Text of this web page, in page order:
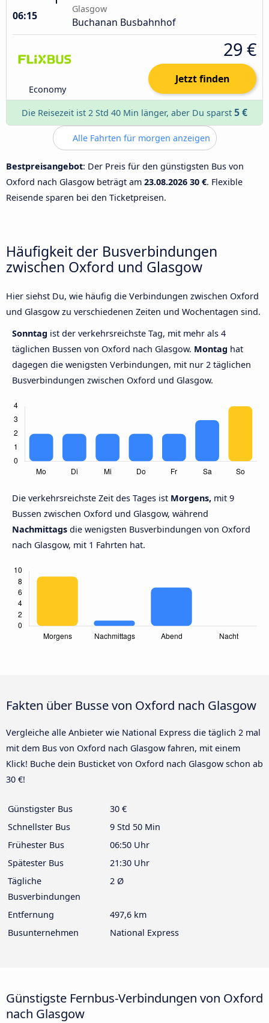
06:15
Glasgow
Buchanan Busbahnhof
Economy
29 €
Jetzt finden
Die Reisezeit ist 2 Std 40 Min länger, aber Du sparst 5 €
Alle Fahrten für morgen anzeigen
Bestpreisangebot: Der Preis für den günstigsten Bus von
Oxford nach Glasgow beträgt am 23.08.2026 30 €. Flexible
Reisende sparen bei den Ticketpreisen.
Häufigkeit der Busverbindungen
zwischen Oxford und Glasgow
Hier siehst Du, wie häufig die Verbindungen zwischen Oxford
und Glasgow zu verschiedenen Zeiten und Wochentagen sind.
Sonntag ist der verkehrsreichste Tag, mit mehr als 4
täglichen Bussen von Oxford nach Glasgow. Montag hat
dagegen die wenigsten Verbindungen, mit nur 2 täglichen
Busverbindungen zwischen Oxford und Glasgow.
Die verkehrsreichste Zeit des Tages ist Morgens, mit 9
Bussen zwischen Oxford und Glasgow, während
Nachmittags die wenigsten Busverbindungen von Oxford
nach Glasgow, mit 1 Fahrten hat.
Fakten über Busse von Oxford nach Glasgow
Vergleiche alle Anbieter wie National Express die täglich 2 mal
mit dem Bus von Oxford nach Glasgow fahren, mit einem
Klick! Buche dein Busticket von Oxford nach Glasgow schon ab
30 €!
Günstigster Bus
30 €
Schnellster Bus
9 Std 50 Min
Frühester Bus
06:50 Uhr
Spätester Bus
21:30 Uhr
Tägliche
Busverbindungen
2 Ø
Entfernung
497,6 km
Busunternehmen
National Express
Günstigste Fernbus-Verbindungen von Oxford
nach Glasgow